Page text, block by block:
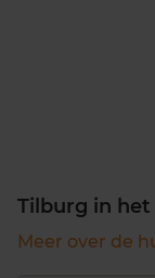
Tilburg in
Meer over de